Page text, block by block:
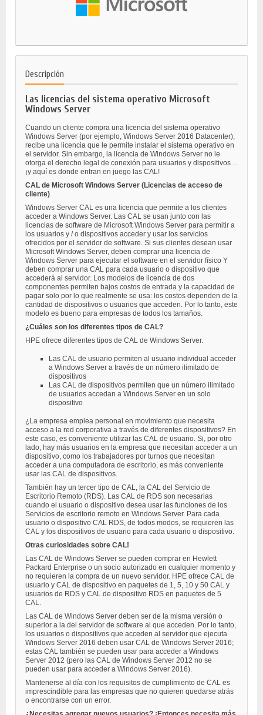
Descripción
Las licencias del sistema operativo Microsoft
Windows Server
Cuando un cliente compra una licencia del sistema operativo
Windows Server (por ejemplo, Windows Server 2016 Datacenter),
recibe una licencia que le permite instalar el sistema operativo en
el servidor. Sin embargo, la licencia de Windows Server no le
otorga el derecho legal de conexión para usuarios y dispositivos ...
¡y aquí es donde entran en juego las CAL!
CAL de Microsoft Windows Server (Licencias de acceso de
cliente)
Windows Server CAL es una licencia que permite a los clientes
acceder a Windows Server. Las CAL se usan junto con las
licencias de software de Microsoft Windows Server para permitir a
los usuarios y / o dispositivos acceder y usar los servicios
ofrecidos por el servidor de software. Si sus clientes desean usar
Microsoft Windows Server, deben comprar una licencia de
Windows Server para ejecutar el software en el servidor físico Y
deben comprar una CAL para cada usuario o dispositivo que
accederá al servidor. Los modelos de licencia de dos
componentes permiten bajos costos de entrada y la capacidad de
pagar solo por lo que realmente se usa: los costos dependen de la
cantidad de dispositivos o usuarios que acceden. Por lo tanto, este
modelo es bueno para empresas de todos los tamaños.
¿Cuáles son los diferentes tipos de CAL?
HPE ofrece diferentes tipos de CAL de Windows Server.
Las CAL de usuario permiten al usuario individual acceder
a Windows Server a través de un número ilimitado de
dispositivos
Las CAL de dispositivos permiten que un número ilimitado
de usuarios accedan a Windows Server en un solo
dispositivo
¿La empresa emplea personal en movimiento que necesita
acceso a la red corporativa a través de diferentes dispositivos? En
este caso, es conveniente utilizar las CAL de usuario. Si, por otro
lado, hay más usuarios en la empresa que necesitan acceder a un
dispositivo, como los trabajadores por turnos que necesitan
acceder a una computadora de escritorio, es más conveniente
usar las CAL de dispositivos.
También hay un tercer tipo de CAL, la CAL del Servicio de
Escritorio Remoto (RDS). Las CAL de RDS son necesarias
cuando el usuario o dispositivo desea usar las funciones de los
Servicios de escritorio remoto en Windows Server. Para cada
usuario o dispositivo CAL RDS, de todos modos, se requieren las
CAL y los dispositivos de usuario para cada usuario o dispositivo.
Otras curiosidades sobre CAL!
Las CAL de Windows Server se pueden comprar en Hewlett
Packard Enterprise o un socio autorizado en cualquier momento y
no requieren la compra de un nuevo servidor. HPE ofrece CAL de
usuario y CAL de dispositivo en paquetes de 1, 5, 10 y 50 CAL y
usuarios de RDS y CAL de dispositivo RDS en paquetes de 5
CAL.
Las CAL de Windows Server deben ser de la misma versión o
superior a la del servidor de software al que acceden. Por lo tanto,
los usuarios o dispositivos que acceden al servidor que ejecuta
Windows Server 2016 deben usar CAL de Windows Server 2016;
estas CAL también se pueden usar para acceder a Windows
Server 2012 (pero las CAL de Windows Server 2012 no se
pueden usar para acceder a Windows Server 2016).
Mantenerse al día con los requisitos de cumplimiento de CAL es
imprescindible para las empresas que no quieren quedarse atrás
o encontrarse con un error.